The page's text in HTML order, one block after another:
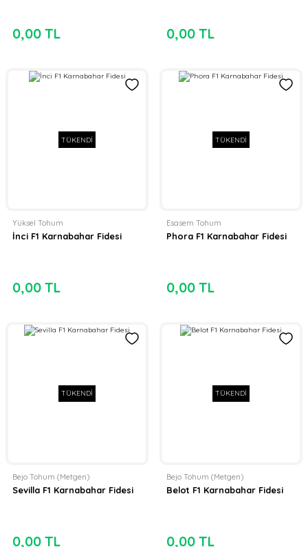
0,00 TL 0,00 TL
TÜKENDİ
Yüksel Tohum
İnci F1 Karnabahar Fidesi
0,00 TL
TÜKENDİ
Esasem Tohum
Phora F1 Karnabahar Fidesi
0,00 TL
TÜKENDİ
Bejo Tohum (Metgen)
Sevilla F1 Karnabahar Fidesi
0,00 TL
TÜKENDİ
Bejo Tohum (Metgen)
Belot F1 Karnabahar Fidesi
0,00 TL